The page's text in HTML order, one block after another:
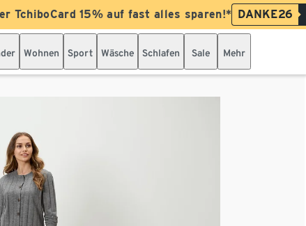
TchiboCard 15% auf fast alles sparen!* DANKE26
Wohnen Sport Wäsche Schlafen Sale Mehr